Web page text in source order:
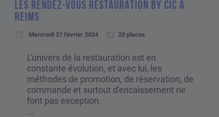
LES RENDEZ-VOUS RESTAURATION BY CIC À
REIMS
Mercredi 21 février 2024 20 places
L'univers de la restauration est en
constante évolution, et avec lui, les
méthodes de promotion, de réservation, de
commande et surtout d'encaissement ne
font pas exception.
...